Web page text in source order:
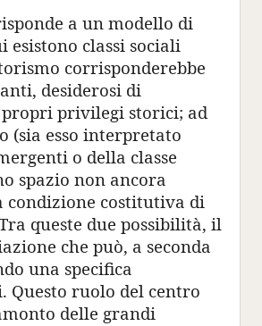
a un modello di
classi sociali
corrisponderebbe
desiderosi di
propri privilegi storici; ad
(sia esso interpretato
o della classe
spazio non ancora
condizione costitutiva di
queste due possibilità, il
che può, a seconda
una specifica
Questo ruolo del centro
delle grandi